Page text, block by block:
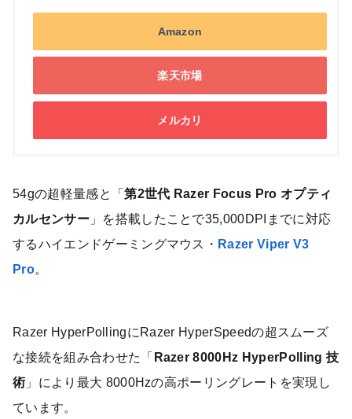
Amazon
楽天市場
メルカリ
54gの超軽量感と「第2世代 Razer Focus Pro オプティ
カルセンサー」を搭載したことで35,000DPIまでに対応
するハイエンドゲーミングマウス・ Razer Viper V3
Pro。
Razer HyperPollingにRazer HyperSpeedの超スムーズ
な接続を組み合わせた「 Razer 8000Hz HyperPolling 技
術 」により最大 8000Hzの高ポーリングレートを実現し
ています。